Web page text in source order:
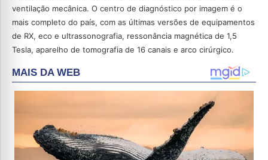
ventilação mecânica. O centro de diagnóstico por imagem é o
mais completo do país, com as últimas versões de equipamentos
de RX, eco e ultrassonografia, ressonância magnética de 1,5
Tesla, aparelho de tomografia de 16 canais e arco cirúrgico.